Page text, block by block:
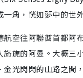
角，恍如夢中的世
航空往阿聯酋首都阿
旖旎的阿曼。大概三
金光閃閃的山路之間